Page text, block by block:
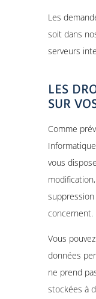
Les
soit dans
serveurs
LES
SUR
Comme
vous
concernent.
Vous
données
ne prend
stockées à